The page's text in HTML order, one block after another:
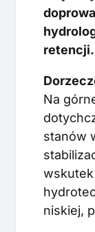
retencji.
Na
stanów
niskiej,